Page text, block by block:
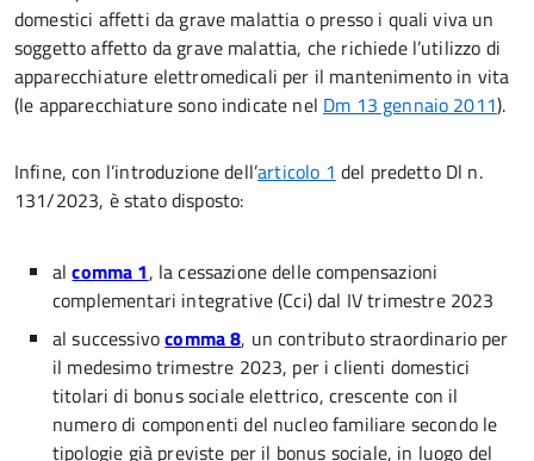
domestici affetti da grave malattia o presso i quali viva un
soggetto affetto da grave malattia, che richiede l’utilizzo di
apparecchiature elettromedicali per il mantenimento in vita
(le apparecchiature sono indicate nel Dm 13 gennaio 2011).
Infine, con l’introduzione dell’articolo 1 del predetto Dl n.
131/2023, è stato disposto:
alcomma 1, la cessazione delle compensazioni
complementari integrative (Cci) dal IV trimestre 2023
al successivocomma 8, un contributo straordinario per
il medesimo trimestre 2023, per i clienti domestici
titolari di bonus sociale elettrico, crescente con il
numero di componenti del nucleo familiare secondo le
tipologie già previste per il bonus sociale, in luogo del